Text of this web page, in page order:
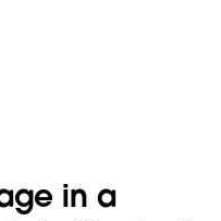
in a